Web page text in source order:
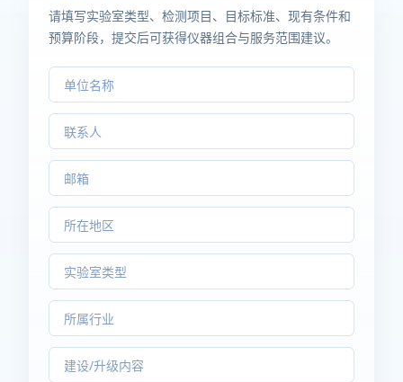
请填写实验室类型、检测项目、目标标准、现有条件和
预算阶段，提交后可获得仪器组合与服务范围建议。